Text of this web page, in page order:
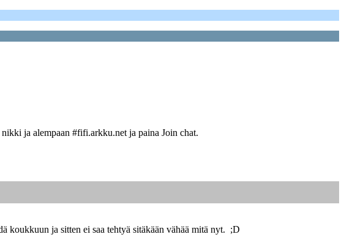
ja alempaan #fifi.arkku.net ja paina Join chat.
koukkuun ja sitten ei saa tehtyä sitäkään vähää mitä nyt. ;D